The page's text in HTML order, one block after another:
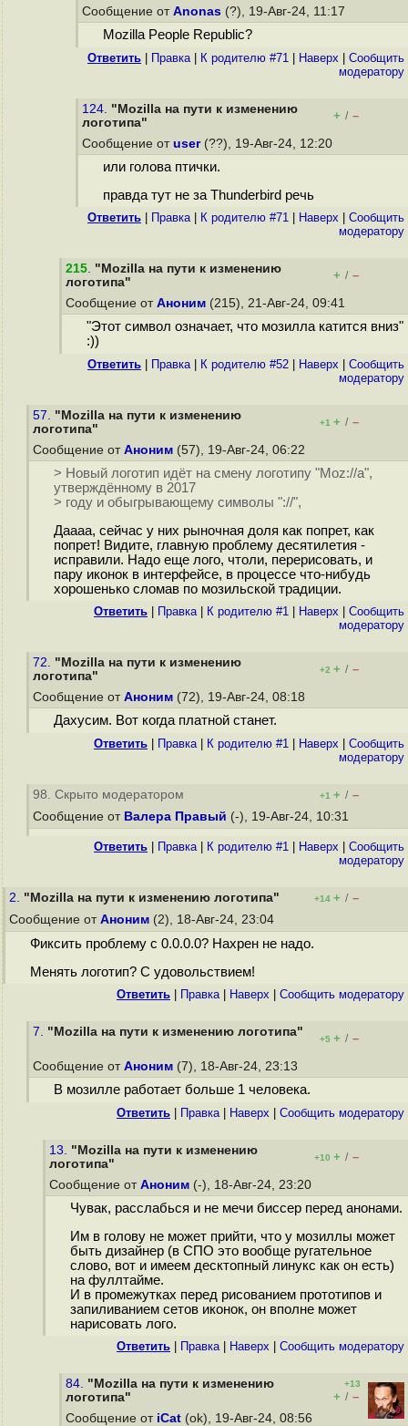
Сообщение от Anonas (?), 19-Авг-24, 11:17
Mozilla People Republic?
Ответить Правка| К родителю #71 Наверх
Cообщить
модератору
124. "Mozilla на пути к изменению
логотипа"
+ / –
Сообщение от user(??), 19-Авг-24, 12:20
или голова птички.
правда тут не за Thunderbird речь
Ответить Правка| К родителю #71 Наверх
Cообщить
модератору
215. "Mozilla на пути к изменению
логотипа"
+ / –
Сообщение от Аноним (215), 21-Авг-24, 09:41
"Этот символ означает, что мозилла катится вниз"
:))
Ответить Правка| К родителю #52 Наверх
Cообщить
модератору
57. "Mozilla на пути к изменению
логотипа"
+1 + / –
Сообщение от Аноним (57), 19-Авг-24, 06:22
> Новый логотип идёт на смену логотипу "Moz://a",
утверждённому в 2017
> году и обыгрывающему символы "://",
Даааа, сейчас у них рыночная доля как попрет, как
попрет! Видите, главную проблему десятилетия -
исправили. Надо еще лого, чтоли, перерисовать, и
пару иконок в интерфейсе, в процессе что-нибудь
хорошенько сломав по мозильской традиции.
Ответить Правка| К родителю #1 Наверх
Cообщить
модератору
72. "Mozilla на пути к изменению
логотипа"
+2 + / –
Сообщение от Аноним (72), 19-Авг-24, 08:18
Дахусим. Вот когда платной станет.
Ответить Правка| К родителю #1 Наверх
Cообщить
модератору
98. Скрыто модератором +1 + / –
Сообщение от Валера Правый (-), 19-Авг-24, 10:31
Ответить Правка| К родителю #1 Наверх
Cообщить
модератору
2. "Mozilla на пути к изменению логотипа" +14 + / –
Сообщение от Аноним (2), 18-Авг-24, 23:04
Фиксить проблему с 0.0.0.0? Нахрен не надо.
Менять логотип? С удовольствием!
Ответить Правка| Наверх Cообщить модератору
7. "Mozilla на пути к изменению логотипа"
+5 + / –
Сообщение от Аноним (7), 18-Авг-24, 23:13
В мозилле работает больше 1 человека.
Ответить Правка| Наверх Cообщить модератору
13. "Mozilla на пути к изменению
логотипа"
+10 + / –
Сообщение от Аноним (-), 18-Авг-24, 23:20
Чувак, расслабься и не мечи биссер перед анонами.
Им в голову не может прийти, что у мозиллы может
быть дизайнер (в СПО это вообще ругательное
слово, вот и имеем десктопный линукс как он есть)
на фуллтайме.
И в промежутках перед рисованием прототипов и
запиливанием сетов иконок, он вполне может
нарисовать лого.
Ответить Правка| Наверх Cообщить модератору
84. "Mozilla на пути к изменению
логотипа"
+13
+ / –
Сообщение от iCat (ok), 19-Авг-24, 08:56